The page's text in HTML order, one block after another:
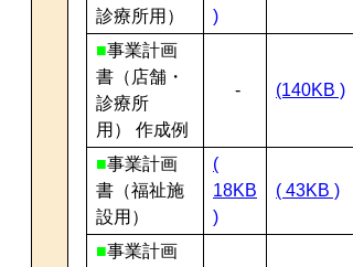
診療所用）
)
■事業計画
書（店舗・
診療所
用）
作成例
- (140KB )
■事業計画
書（福祉施
設用）
(
18KB
)
( 43KB )
■事業計画